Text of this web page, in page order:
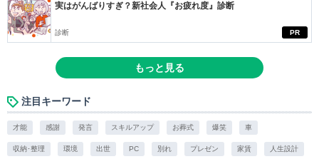
PR
実はがんばりすぎ？新社会人『お疲れ度』診断
診断
もっと見る
注目キーワード
才能 感謝 発言 スキルアップ お葬式 爆笑 車
収納･整理 環境 出世 PC 別れ プレゼン 家賃 人生設計